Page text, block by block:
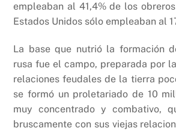
empleaban al 41,4% de los
Estados Unidos sólo empleaban al
La base que nutrió la formación
rusa fue el campo, preparada por
relaciones feudales de la tierra
se formó un proletariado de 10
muy concentrado y combativo,
bruscamente con sus viejas